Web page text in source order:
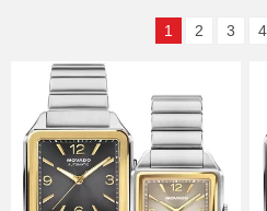
1 2 3 4